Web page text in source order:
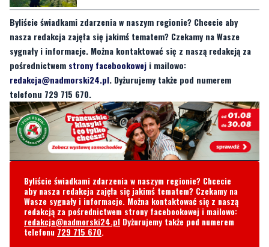
Byliście świadkami zdarzenia w naszym regionie? Chcecie aby
nasza redakcja zajęła się jakimś tematem? Czekamy na Wasze
sygnały i informacje. Można kontaktować się z naszą redakcją za
pośrednictwem strony facebookowej i mailowo:
redakcja@nadmorski24.pl. Dyżurujemy także pod numerem
telefonu 729 715 670.
Byliście świadkami zdarzenia w naszym regionie? Chcecie
aby nasza redakcja zajęła się jakimś tematem? Czekamy na
Wasze sygnały i informacje. Można kontaktować się z naszą
redakcją za pośrednictwem strony facebookowej i mailowo:
redakcja@nadmorski24.pl Dyżurujemy także pod numerem
telefonu 729 715 670.